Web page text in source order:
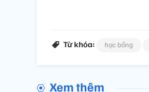
Từ khóa: học bổng
Xem thêm